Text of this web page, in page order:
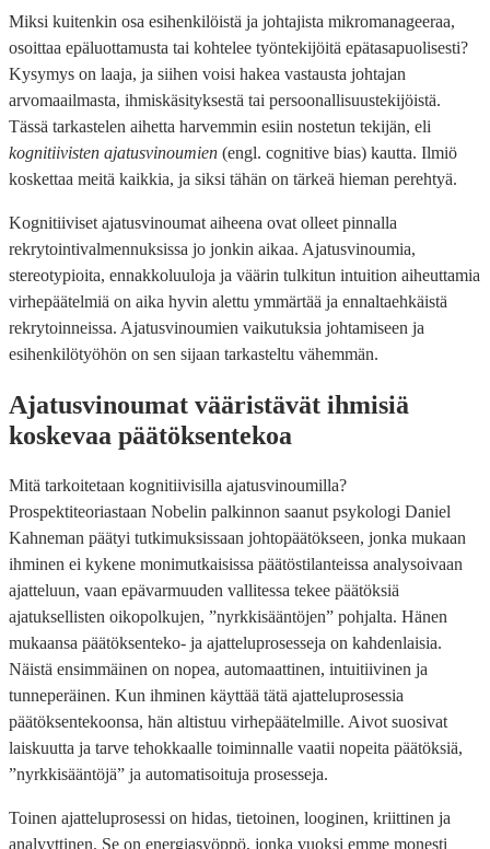
Miksi kuitenkin osa esihenkilöistä ja johtajista mikromanageeraa,
osoittaa epäluottamusta tai kohtelee työntekijöitä epätasapuolisesti?
Kysymys on laaja, ja siihen voisi hakea vastausta johtajan
arvomaailmasta, ihmiskäsityksestä tai persoonallisuustekijöistä.
Tässä tarkastelen aihetta harvemmin esiin nostetun tekijän, eli
kognitiivisten ajatusvinoumien (engl. cognitive bias) kautta. Ilmiö
koskettaa meitä kaikkia, ja siksi tähän on tärkeä hieman perehtyä.
Kognitiiviset ajatusvinoumat aiheena ovat olleet pinnalla
rekrytointivalmennuksissa jo jonkin aikaa. Ajatusvinoumia,
stereotypioita, ennakkoluuloja ja väärin tulkitun intuition aiheuttamia
virhepäätelmiä on aika hyvin alettu ymmärtää ja ennaltaehkäistä
rekrytoinneissa. Ajatusvinoumien vaikutuksia johtamiseen ja
esihenkilötyöhön on sen sijaan tarkasteltu vähemmän.
Ajatusvinoumat vääristävät ihmisiä
koskevaa päätöksentekoa
Mitä tarkoitetaan kognitiivisilla ajatusvinoumilla?
Prospektiteoriastaan Nobelin palkinnon saanut psykologi Daniel
Kahneman päätyi tutkimuksissaan johtopäätökseen, jonka mukaan
ihminen ei kykene monimutkaisissa päätöstilanteissa analysoivaan
ajatteluun, vaan epävarmuuden vallitessa tekee päätöksiä
ajatuksellisten oikopolkujen, ”nyrkkisääntöjen” pohjalta. Hänen
mukaansa päätöksenteko- ja ajatteluprosesseja on kahdenlaisia.
Näistä ensimmäinen on nopea, automaattinen, intuitiivinen ja
tunneperäinen. Kun ihminen käyttää tätä ajatteluprosessia
päätöksentekoonsa, hän altistuu virhepäätelmille. Aivot suosivat
laiskuutta ja tarve tehokkaalle toiminnalle vaatii nopeita päätöksiä,
”nyrkkisääntöjä” ja automatisoituja prosesseja.
Toinen ajatteluprosessi on hidas, tietoinen, looginen, kriittinen ja
analyyttinen. Se on energiasyöppö, jonka vuoksi emme monesti